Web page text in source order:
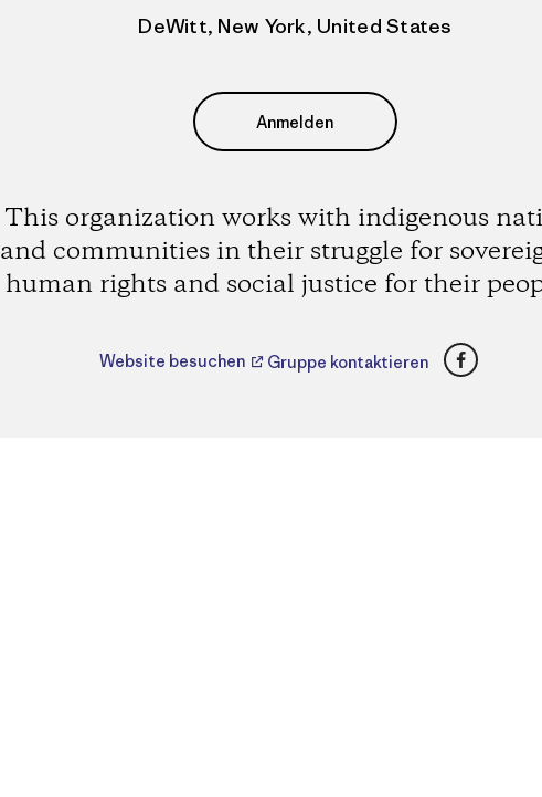
DeWitt, New York, United States
Anmelden
This organization works with indigenous
and communities in their struggle for
human rights and social justice for their
Website besuchen Gruppe kontaktieren